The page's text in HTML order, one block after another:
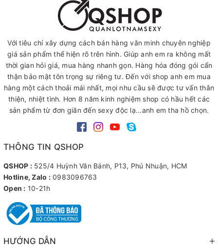
Với tiêu chí xây dựng cách bán hàng văn minh chuyên nghiệp
giá sản phẩm thể hiện rõ trên hình. Giúp anh em ra không mất
thời gian hỏi giá, mua hàng nhanh gọn. Hàng hóa đóng gói cẩn
thận bảo mật tôn trọng sự riêng tư. Đến với shop anh em mua
hàng một cách thoải mái nhất, mọi nhu cầu sẽ được tư vấn thân
thiện, nhiệt tình. Hơn 8 năm kinh nghiệm shop có hầu hết các
sản phẩm từ đơn giãn đến sexy độc lạ...anh em tha hồ chọn.
THÔNG TIN QSHOP
QSHOP : 525/4 Huỳnh Văn Bánh, P13, Phú Nhuận, HCM
Hotline, Zalo : 0983096763
Open : 10-21h
HƯỚNG DẪN